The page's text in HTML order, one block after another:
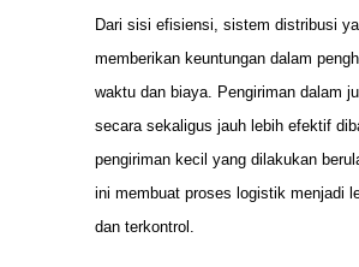
Dari sisi efisiensi, sistem distribusi
memberikan keuntungan dalam
waktu dan biaya. Pengiriman dalam
secara sekaligus jauh lebih efektif
pengiriman kecil yang dilakukan
ini membuat proses logistik menjadi
dan terkontrol.